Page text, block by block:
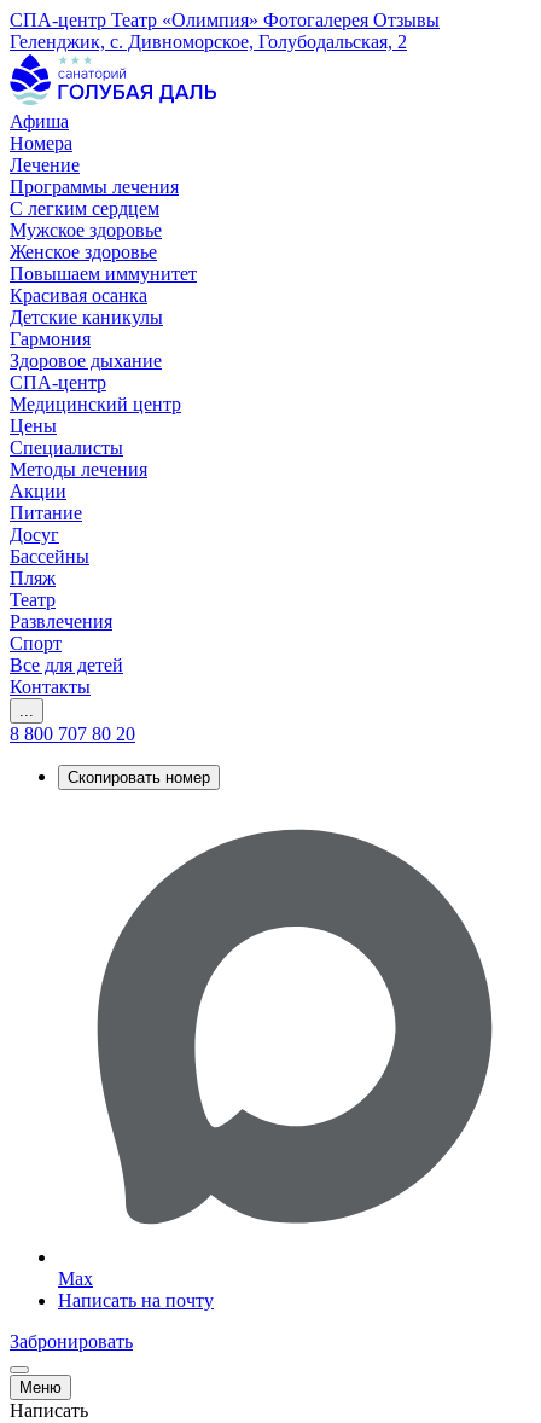
СПА-центр Театр «Олимпия» Фотогалерея Отзывы
Геленджик, с. Дивноморское, Голубодальская, 2
Афиша
Номера
Лечение
Программы лечения
С легким сердцем
Мужское здоровье
Женское здоровье
Повышаем иммунитет
Красивая осанка
Детские каникулы
Гармония
Здоровое дыхание
СПА-центр
Медицинский центр
Цены
Специалисты
Методы лечения
Акции
Питание
Досуг
Бассейны
Пляж
Театр
Развлечения
Спорт
Все для детей
Контакты
...
8 800 707 80 20
Скопировать номер
Max
Написать на почту
Забронировать
Меню
Написать